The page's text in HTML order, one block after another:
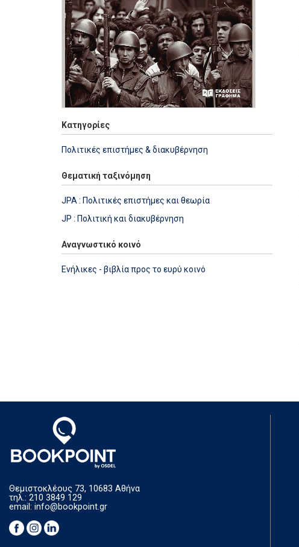
Κατηγορίες
Πολιτικές επιστήμες & διακυβέρνηση
Θεματική ταξινόμηση
JPA : Πολιτικές επιστήμες και θεωρία
JP : Πολιτική και διακυβέρνηση
Αναγνωστικό κοινό
Ενήλικες - βιβλία προς το ευρύ κοινό
Θεμιστοκλέους 73, 10683 Αθήνα
τηλ.: 210 3849 129
email: info@bookpoint.gr